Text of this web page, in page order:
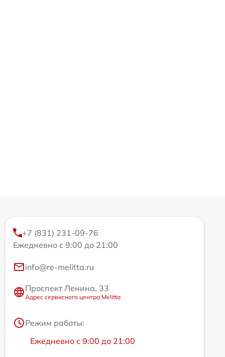
+7 (831) 231-09-76
Ежедневно с 9:00 до 21:00
info@re-melitta.ru
Проспект Ленина, 33
Адрес сервисного центра Melitta
Режим работы:
Ежедневно с 9:00 до 21:00